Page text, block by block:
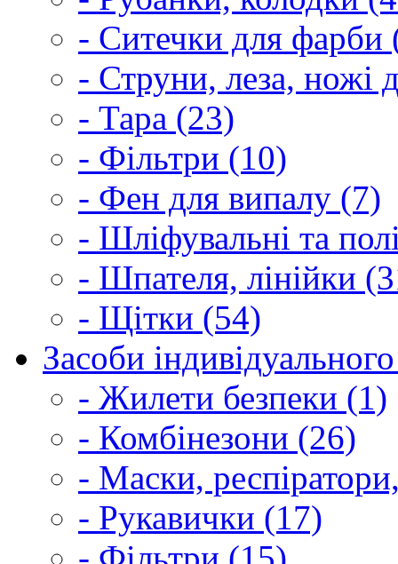
- Ситечки для фарби
- Струни, леза, ножі
- Тара (23)
- Фільтри (10)
- Фен для випалу (7)
- Шліфувальні та
- Шпателя, лінійки
- Щітки (54)
Засоби
- Жилети безпеки (1)
- Комбінезони (26)
- Маски,
- Рукавички (17)